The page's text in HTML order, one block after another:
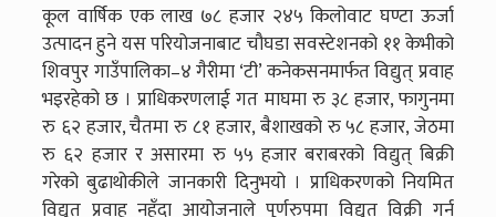
कूल वार्षिक एक लाख ७८ हजार २४५ किलोवाट घण्टा ऊर्जा
उत्पादन हुने यस परियोजनाबाट चौघडा सवस्टेशनको ११ केभीको
शिवपुर गाउँपालिका–४ गैरीमा ‘टी’ कनेकसनमार्फत विद्युत् प्रवाह
भइरहेको छ । प्राधिकरणलाई गत माघमा रु ३८ हजार, फागुनमा
रु ६२ हजार, चैतमा रु ८१ हजार, बैशाखको रु ५८ हजार, जेठमा
रु ६२ हजार र असारमा रु ५५ हजार बराबरको विद्युत् बिक्री
गरेको बुढाथोकीले जानकारी दिनुभयो । प्राधिकरणको नियमित
विद्युत् प्रवाह नहुँदा आयोजनाले पूर्णरुपमा विद्युत् विक्री गर्न